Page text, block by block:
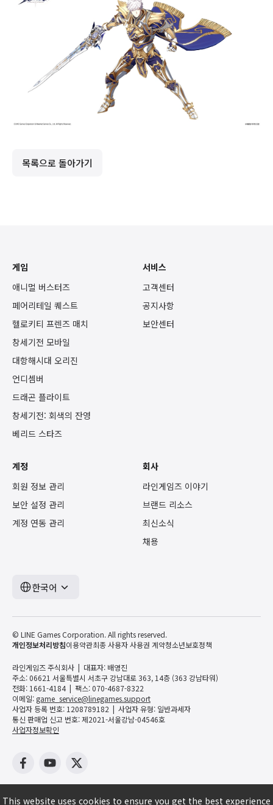
목록으로 돌아가기
게임
애니멀 버스터즈
페어리테일 퀘스트
헬로키티 프렌즈 매치
창세기전 모바일
대항해시대 오리진
언디셈버
드래곤 플라이트
창세기전: 회색의 잔영
베리드 스타즈
서비스
고객센터
공지사항
보안센터
계정
회원 정보 관리
보안 설정 관리
계정 연동 관리
회사
라인게임즈 이야기
브랜드 리소스
최신소식
채용
한국어
© LINE Games Corporation. All rights reserved.
개인정보처리방침이용약관최종 사용자 사용권 계약청소년보호정책
라인게임즈 주식회사
대표자: 배영진
주소: 06621 서울특별시 서초구 강남대로 363, 14층 (363 강남타워)
전화: 1661-4184
팩스: 070-4687-8322
이메일: game_service@linegames.support
사업자 등록 번호: 1208789182
사업자 유형: 일반과세자
통신 판매업 신고 번호: 제2021-서울강남-04546호
사업자정보확인
This website uses cookies to ensure you get the best experience